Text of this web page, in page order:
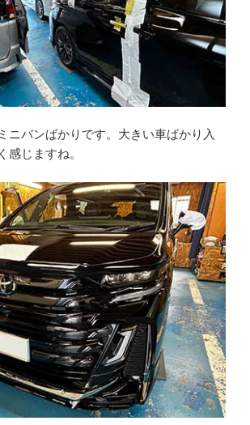
ニバンばかりです。大きい車ばかり入
感じますね。